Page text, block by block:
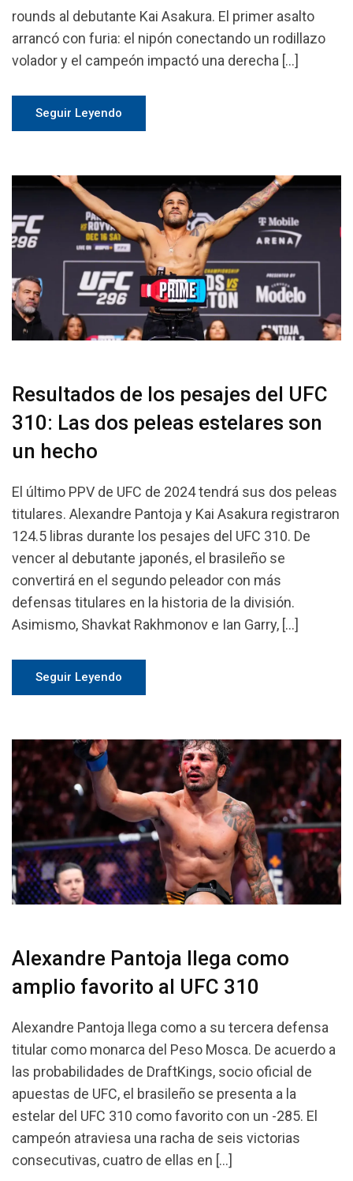
rounds al debutante Kai Asakura. El primer asalto
arrancó con furia: el nipón conectando un rodillazo
volador y el campeón impactó una derecha […]
Seguir Leyendo
Resultados de los pesajes del UFC
310: Las dos peleas estelares son
un hecho
El último PPV de UFC de 2024 tendrá sus dos peleas
titulares. Alexandre Pantoja y Kai Asakura registraron
124.5 libras durante los pesajes del UFC 310. De
vencer al debutante japonés, el brasileño se
convertirá en el segundo peleador con más
defensas titulares en la historia de la división.
Asimismo, Shavkat Rakhmonov e Ian Garry, […]
Seguir Leyendo
Alexandre Pantoja llega como
amplio favorito al UFC 310
Alexandre Pantoja llega como a su tercera defensa
titular como monarca del Peso Mosca. De acuerdo a
las probabilidades de DraftKings, socio oficial de
apuestas de UFC, el brasileño se presenta a la
estelar del UFC 310 como favorito con un -285. El
campeón atraviesa una racha de seis victorias
consecutivas, cuatro de ellas en […]